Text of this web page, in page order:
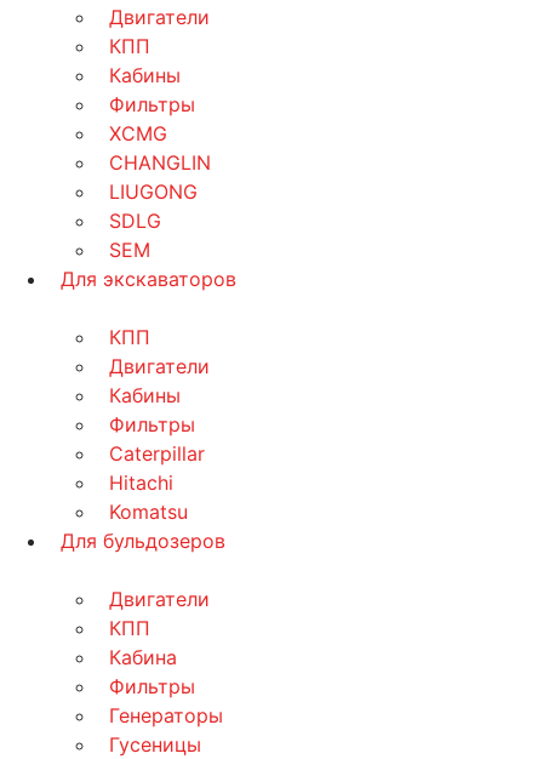
Двигатели
КПП
Кабины
Фильтры
XCMG
CHANGLIN
LIUGONG
SDLG
SEM
Для экскаваторов
КПП
Двигатели
Кабины
Фильтры
Caterpillar
Hitachi
Komatsu
Для бульдозеров
Двигатели
КПП
Кабина
Фильтры
Генераторы
Гусеницы